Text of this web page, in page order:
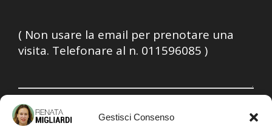
Gestisci Consenso
Ho letto, compreso e accetto la